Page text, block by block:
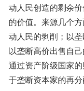
动人民创造的剩余
的价值。来源几个
动人民的剥削；以
以垄断高价出售自
通过资产阶级国家
于垄断资本家的再分